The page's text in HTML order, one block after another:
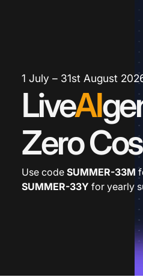
1 July – 31st August
LiveAI
Zero
Use code SUMMER-33M
SUMMER-33Y for yearly